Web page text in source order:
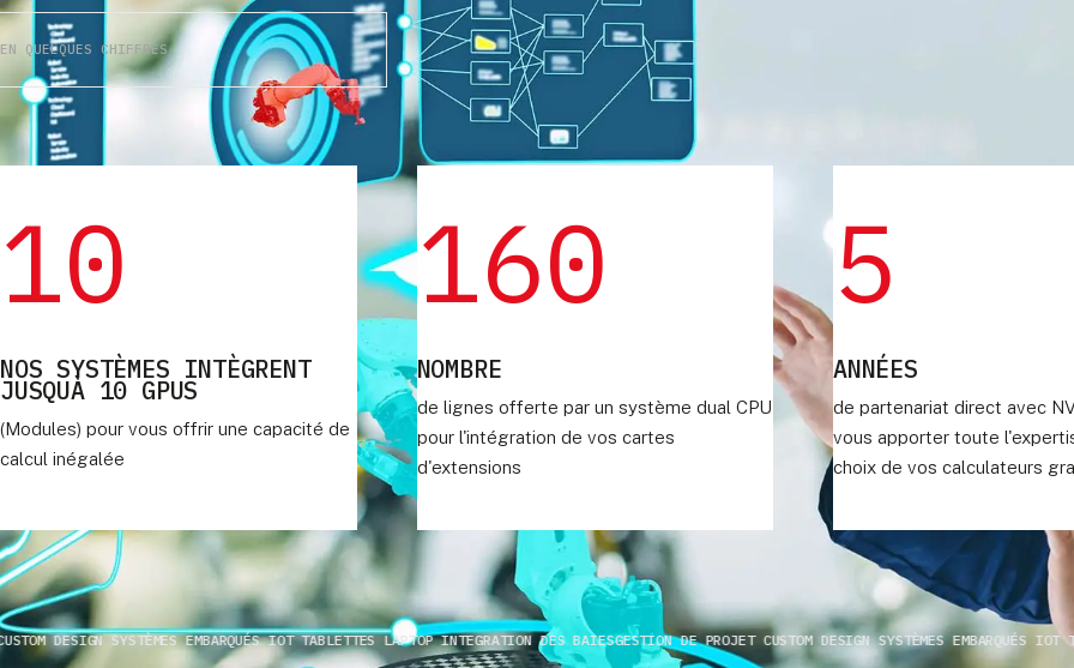
EN QUELQUES CHIFFRES
10
NOS SYSTÈMES INTÈGRENT
JUSQUÀ 10 GPUS
(Modules) pour vous offrir une capacité de
calcul inégalée
160
NOMBRE
de lignes offerte par un système dual CPU
pour l'intégration de vos cartes
d'extensions
5
ANNÉES
de partenariat direct avec
vous apporter toute
choix de vos calculateurs
SYSTÈMES EMBARQUÉS IOT TABLETTES LAPTOP INTEGRATION DES BAIESGESTION DE PROJET CUSTOM DESIGN SYSTÈMES EMBARQUÉS IOT